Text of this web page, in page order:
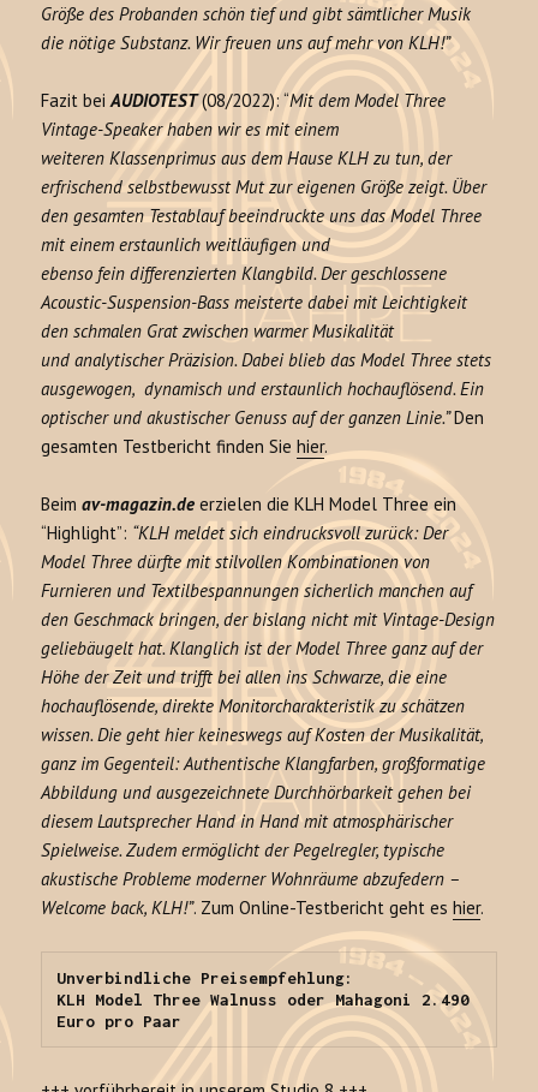
Größe des Probanden schön tief und gibt sämtlicher Musik
die nötige Substanz. Wir freuen uns auf mehr von KLH!”
Fazit beiAUDIOTEST(08/2022): “Mit dem Model Three
Vintage-Speaker haben wir es mit einem
weiteren Klassenprimus aus dem Hause KLH zu tun, der
erfrischend selbstbewusst Mut zur eigenen Größe zeigt. Über
den gesamten Testablauf beeindruckte uns das Model Three
mit einem erstaunlich weitläufigen und
ebenso fein differenzierten Klangbild. Der geschlossene
Acoustic-Suspension-Bass meisterte dabei mit Leichtigkeit
den schmalen Grat zwischen warmer Musikalität
und analytischer Präzision. Dabei blieb das Model Three stets
ausgewogen, dynamisch und erstaunlich hochauflösend. Ein
optischer und akustischer Genuss auf der ganzen Linie.”Den
gesamten Testbericht finden Siehier.
Beimav-magazin.de erzielen die KLH Model Three ein
“Highlight”: “KLH meldet sich eindrucksvoll zurück: Der
Model Three dürfte mit stilvollen Kombinationen von
Furnieren und Textilbespannungen sicherlich manchen auf
den Geschmack bringen, der bislang nicht mit Vintage-Design
geliebäugelt hat. Klanglich ist der Model Three ganz auf der
Höhe der Zeit und trifft bei allen ins Schwarze, die eine
hochauflösende, direkte Monitorcharakteristik zu schätzen
wissen. Die geht hier keineswegs auf Kosten der Musikalität,
ganz im Gegenteil: Authentische Klangfarben, großformatige
Abbildung und ausgezeichnete Durchhörbarkeit gehen bei
diesem Lautsprecher Hand in Hand mit atmosphärischer
Spielweise. Zudem ermöglicht der Pegelregler, typische
akustische Probleme moderner Wohnräume abzufedern –
Welcome back, KLH!”. Zum Online-Testbericht geht eshier.
Unverbindliche Preisempfehlung:
KLH Model Three Walnuss oder Mahagoni 2.490
Euro pro Paar